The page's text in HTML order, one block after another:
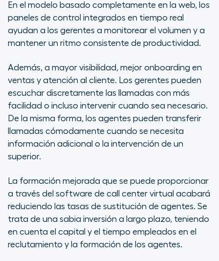
En el modelo basado completamente en la web, los
paneles de control integrados en tiempo real
ayudan a los gerentes a monitorear el volumen y a
mantener un ritmo consistente de productividad.
Además, a mayor visibilidad, mejor onboarding en
ventas y atención al cliente. Los gerentes pueden
escuchar discretamente las llamadas con más
facilidad o incluso intervenir cuando sea necesario.
De la misma forma, los agentes pueden transferir
llamadas cómodamente cuando se necesita
información adicional o la intervención de un
superior.
La formación mejorada que se puede proporcionar
a través del software de call center virtual acabará
reduciendo las tasas de sustitución de agentes. Se
trata de una sabia inversión a largo plazo, teniendo
en cuenta el capital y el tiempo empleados en el
reclutamiento y la formación de los agentes.